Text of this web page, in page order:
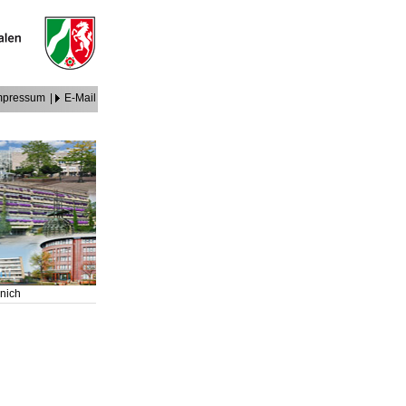
E-Mail